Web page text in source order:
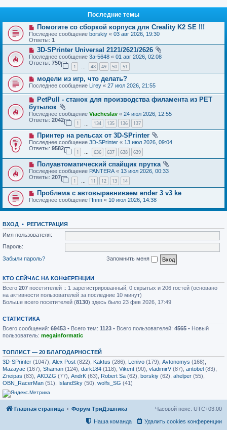
Последние темы
Помогите со сборкой корпуса для Creality K2 SE !!!
Последнее сообщение borskiy « 03 авг 2026, 19:30
Ответы: 1
3D-SPrinter Universal 2121/2621/2626
Последнее сообщение 3a-5648 « 01 авг 2026, 02:08
Ответы: 750
1 … 48 49 50 51
модели из игр, что делать?
Последнее сообщение Lirey « 27 июл 2026, 21:55
PetPull - cтанок для производства филамента из PET
бутылок
Последнее сообщение Viacheslav « 24 июл 2026, 12:55
Ответы: 2042
1 134 135 136 137
Принтер на рельсах от 3D-SPrinter
Последнее сообщение 3D-SPrinter « 13 июл 2026, 09:04
Ответы: 9582
1 … 636 637 638 639
Полуавтоматический спайщик прутка
Последнее сообщение PANTERA « 13 июл 2026, 00:33
Ответы: 207
1 … 11 12 13 14
Проблема с автовыравниваем ender 3 v3 ke
Последнее сообщение Пппп « 10 июл 2026, 14:38
ВХОД • РЕГИСТРАЦИЯ
Имя пользователя:
Пароль:
Забыли пароль?
Запомнить меня
КТО СЕЙЧАС НА КОНФЕРЕНЦИИ
Всего 207 посетителей :: 1 зарегистрированный, 0 скрытых и 206 гостей (основано
на активности пользователей за последние 10 минут)
Больше всего посетителей (8130) здесь было 23 фев 2026, 17:49
СТАТИСТИКА
Всего сообщений: 69453 • Всего тем: 1123 • Всего пользователей: 4565 • Новый
пользователь: megainformatic
ТОПЛИСТ — 20 БЛАГОДАРНОСТЕЙ
3D-SPrinter (1047), Alex Post (822), Kaktus (286), Lenivo (179), Avtonomys (168),
Mazayac (167), Shaman (124), dark184 (118), Vikent (90), vladimirV(87), antobel (83),
Zneipas (83), AKDZG (77), AndrK (63), Robert Sa (62), borskiy (62), ahelper (55),
OBN_RacerMan (51), IslandSky (50), wolfs_SG (41)
Главная страница Форум ТриДэшника Часовой пояс: UTC+03:00
Удалить cookies конференции
Наша команда